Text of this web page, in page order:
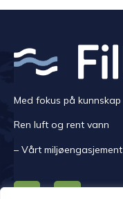
Med fokus på
Ren luft og rent vann
– Vårt miljøengasjement